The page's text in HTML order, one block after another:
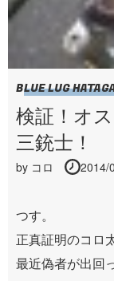
BLUE LUG
検証！オ
三銃士！
by コロ 2014/
つす。
正真証明のコロ
最近偽者が出回